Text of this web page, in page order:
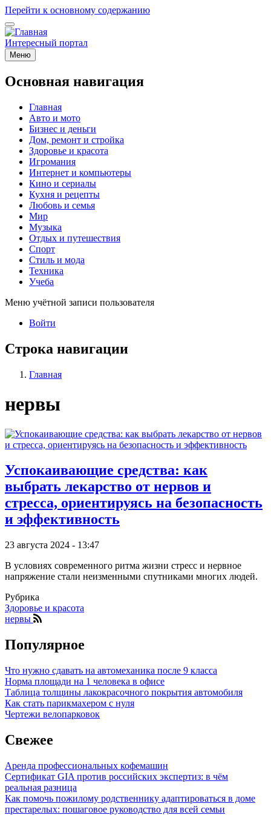
Перейти к основному содержанию
Интересный портал
Меню
Основная навигация
Главная
Авто и мото
Бизнес и деньги
Дом, ремонт и стройка
Здоровье и красота
Игромания
Интернет и компьютеры
Кино и сериалы
Кухня и рецепты
Любовь и семья
Мир
Музыка
Отдых и путешествия
Спорт
Стиль и мода
Техника
Учеба
Меню учётной записи пользователя
Войти
Строка навигации
Главная
нервы
Успокаивающие средства: как
выбрать лекарство от нервов и
стресса, ориентируясь на безопасность
и эффективность
23 августа 2024 - 13:47
В условиях современного ритма жизни стресс и нервное
напряжение стали неизменными спутниками многих людей.
Рубрика
Здоровье и красота
нервы
Популярное
Что нужно сдавать на автомеханика после 9 класса
Норма площади на 1 человека в офисе
Таблица толщины лакокрасочного покрытия автомобиля
Как стать парикмахером с нуля
Чертежи велопарковок
Свежее
Аренда профессиональных кофемашин
Сертификат GIA против российских экспертиз: в чём
реальная разница
Как помочь пожилому родственнику адаптироваться в доме
престарелых: пошаговое руководство для всей семьи